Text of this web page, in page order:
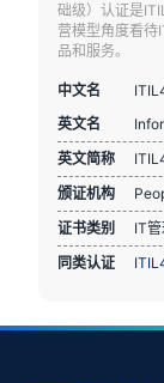
础级）认证是
营模型角度看待
品和服务。
中文名
英文名
英文简称
颁证机构
证书类别
IT
同类认证